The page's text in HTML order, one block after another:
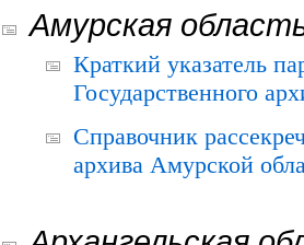
Амурская
Краткий указатель
Государственного
Справочник
архива Амурской